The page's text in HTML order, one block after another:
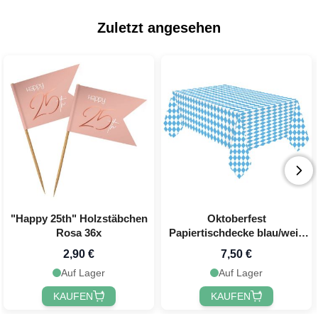
Zuletzt angesehen
"Happy 25th" Holzstäbchen
Rosa 36x
2,90 €
Auf Lager
KAUFEN
Oktoberfest
Papiertischdecke blau/weiß
kariert - 115 x 175 cm
7,50 €
Auf Lager
KAUFEN